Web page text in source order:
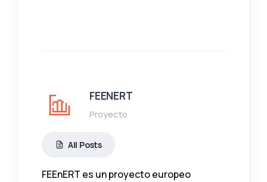
FEENERT
Proyecto
All Posts
FEEnERT es un proyecto europeo